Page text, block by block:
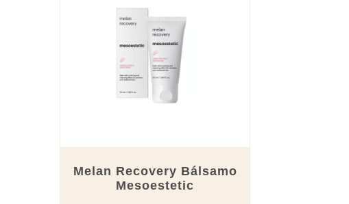
Melan Recovery Bálsamo
Mesoestetic